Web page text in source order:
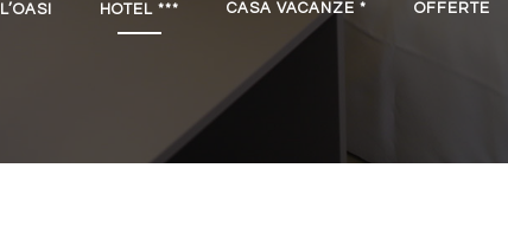
L’OASI HOTEL *** CASA VACANZE * OFFERTE